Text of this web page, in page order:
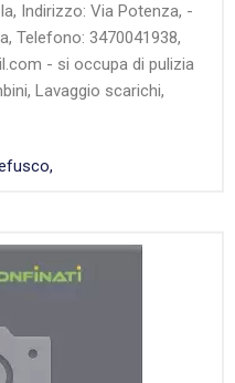
Indirizzo: Via Potenza, -
Telefono: 3470041938,
- si occupa di pulizia
Lavaggio scarichi,